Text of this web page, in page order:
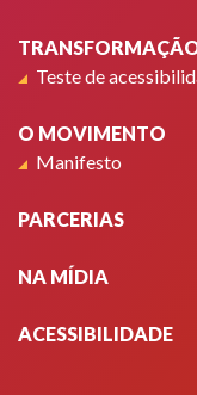
Teste de
O MOVIMENTO
Manifesto
PARCERIAS
NA MÍDIA
ACESSIBILIDADE